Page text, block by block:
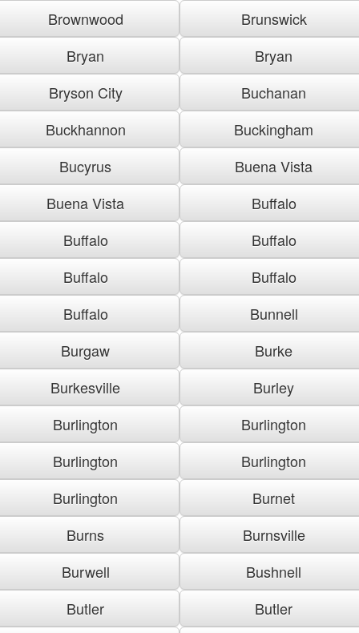
Brownwood
Brunswick
Bryan
Bryan
Bryson City
Buchanan
Buckhannon
Buckingham
Bucyrus
Buena Vista
Buena Vista
Buffalo
Buffalo
Buffalo
Buffalo
Buffalo
Buffalo
Bunnell
Burgaw
Burke
Burkesville
Burley
Burlington
Burlington
Burlington
Burlington
Burlington
Burnet
Burns
Burnsville
Burwell
Bushnell
Butler
Butler